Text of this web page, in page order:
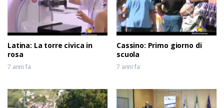
Latina: La torre civica in
rosa
7 anni fa
Cassino: Primo giorno di
scuola
7 anni fa